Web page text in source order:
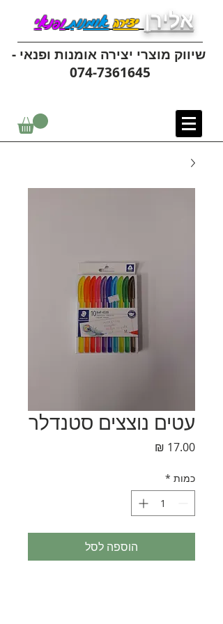
אלירן יצירהאומנותופנאי
שיווק מוצרי יצירה אומנות ופנאי -
074-7361645
עטים נוצצים סטנדלר
כמות *
הוספה לסל